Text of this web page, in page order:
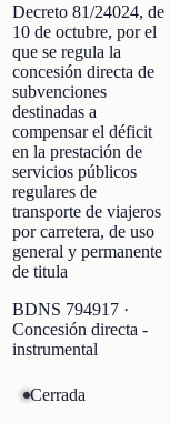
Decreto 81/24024, de
10 de octubre, por el
que se regula la
concesión directa de
subvenciones
destinadas a
compensar el déficit
en la prestación de
servicios públicos
regulares de
transporte de viajeros
por carretera, de uso
general y permanente
de titula
BDNS 794917 ·
Concesión directa -
instrumental
Cerrada